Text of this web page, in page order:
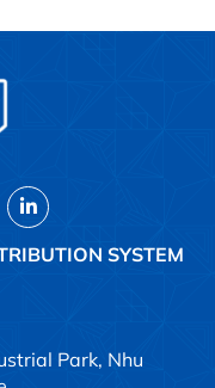
SYSTEM
Park, Nhu